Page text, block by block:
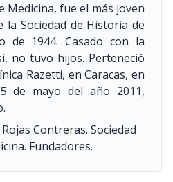
Medicina, fue el más joven
la Sociedad de Historia de
de 1944. Casado con la
no tuvo hijos. Perteneció
Razetti, en Caracas, en
de mayo del año 2011,
Rojas Contreras. Sociedad
Fundadores.